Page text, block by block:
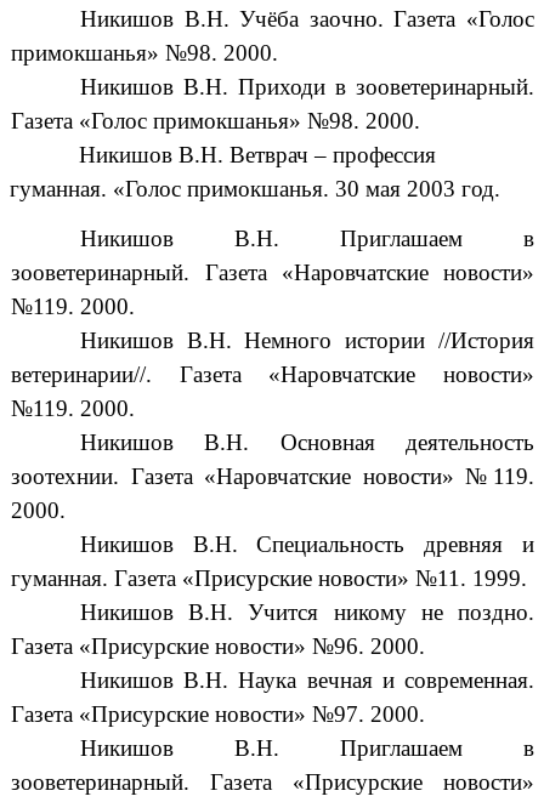
Никишов В.Н. Учёба заочно. Газета «Голос
примокшанья» №98. 2000.
Никишов В.Н. Приходи в зооветеринарный.
Газета «Голос примокшанья» №98. 2000.
Никишов В.Н. Ветврач – профессия
гуманная. «Голос примокшанья. 30 мая 2003 год.
Никишов В.Н. Приглашаем в
зооветеринарный. Газета «Наровчатские новости»
№119. 2000.
Никишов В.Н. Немного истории //История
ветеринарии//. Газета «Наровчатские новости»
№119. 2000.
Никишов В.Н. Основная деятельность
зоотехнии. Газета «Наровчатские новости» №119.
2000.
Никишов В.Н. Специальность древняя и
гуманная. Газета «Присурские новости» №11. 1999.
Никишов В.Н. Учится никому не поздно.
Газета «Присурские новости» №96. 2000.
Никишов В.Н. Наука вечная и современная.
Газета «Присурские новости» №97. 2000.
Никишов В.Н. Приглашаем в
зооветеринарный. Газета «Присурские новости»